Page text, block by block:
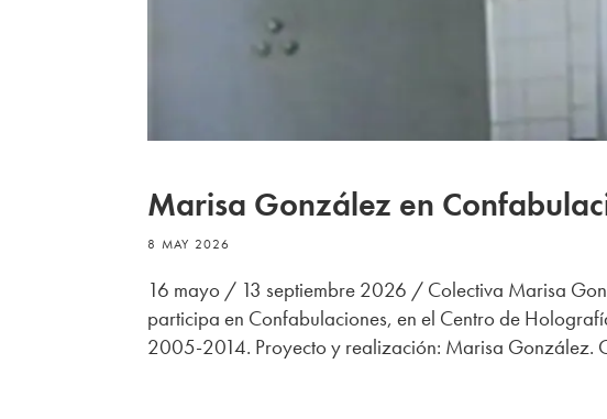
Marisa González en
8 MAY 2026
16 mayo / 13 septiembre 2026 / Colectiva Marisa
participa en Confabulaciones, en el Centro de
2005-2014. Proyecto y realización: Marisa González.